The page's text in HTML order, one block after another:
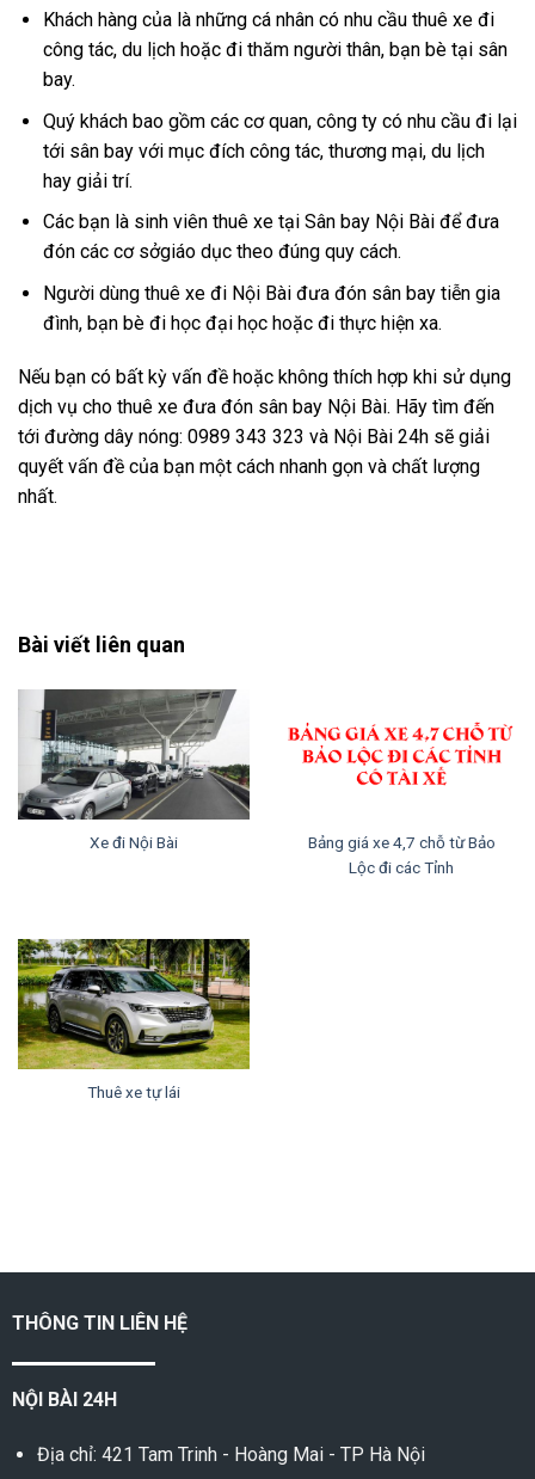
Khách hàng của là những cá nhân có nhu cầu thuê xe đi
công tác, du lịch hoặc đi thăm người thân, bạn bè tại sân
bay.
Quý khách bao gồm các cơ quan, công ty có nhu cầu đi lại
tới sân bay với mục đích công tác, thương mại, du lịch
hay giải trí.
Các bạn là sinh viên thuê xe tại Sân bay Nội Bài để đưa
đón các cơ sởgiáo dục theo đúng quy cách.
Người dùng thuê xe đi Nội Bài đưa đón sân bay tiễn gia
đình, bạn bè đi học đại học hoặc đi thực hiện xa.
Nếu bạn có bất kỳ vấn đề hoặc không thích hợp khi sử dụng
dịch vụ cho thuê xe đưa đón sân bay Nội Bài. Hãy tìm đến
tới đường dây nóng: 0989 343 323 và Nội Bài 24h sẽ giải
quyết vấn đề của bạn một cách nhanh gọn và chất lượng
nhất.
Bài viết liên quan
Xe đi Nội Bài
Bảng giá xe 4,7 chỗ từ Bảo
Lộc đi các Tỉnh
Thuê xe tự lái
THÔNG TIN LIÊN HỆ
NỘI BÀI 24H
Địa chỉ: 421 Tam Trinh - Hoàng Mai - TP Hà Nội